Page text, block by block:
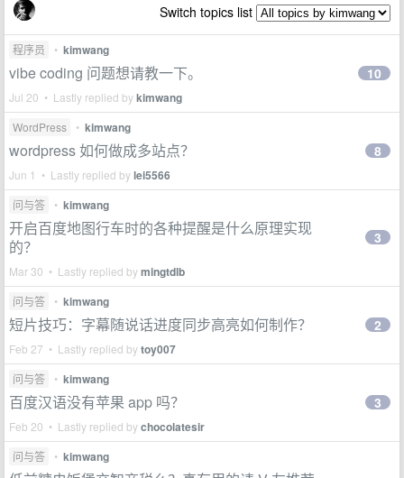
Switch topics list
程序员 • kimwang
vibe coding 问题想请教一下。
Jul 20 • Lastly replied bykimwang
10
WordPress • kimwang
wordpress 如何做成多站点？
Jun 1 • Lastly replied bylei5566
8
问与答 • kimwang
开启百度地图行车时的各种提醒是什么原理实现
的？
Mar 30 • Lastly replied bymingtdlb
3
问与答 • kimwang
短片技巧：字幕随说话进度同步高亮如何制作？
Feb 27 • Lastly replied bytoy007
2
问与答 • kimwang
百度汉语没有苹果 app 吗？
Feb 20 • Lastly replied bychocolatesir
3
问与答 • kimwang